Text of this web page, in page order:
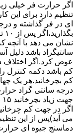
اگر حرارت فر خیلی
تنظیم دارد برای این
سانتیگراد باشد دلیل
عوض کرد.اگر اختلاف
کم باشد دکمه کنترل
درجه سانتی گراد
می آید)پس از این
دماسنج جیوه ای